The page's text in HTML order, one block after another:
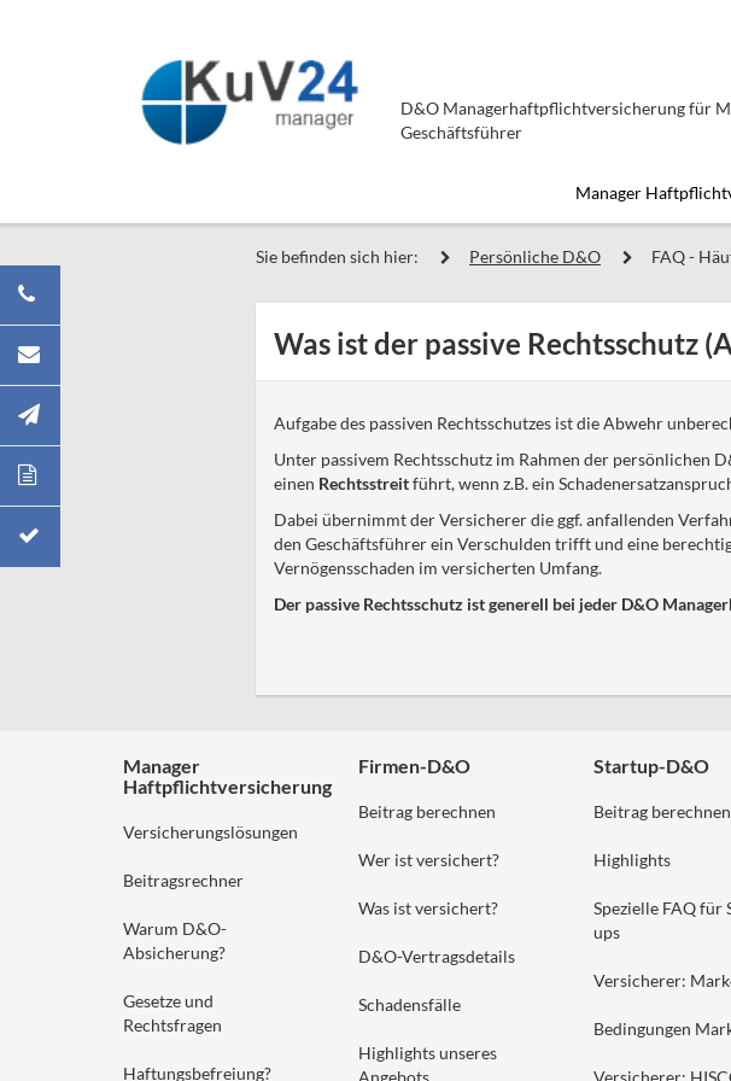
D&O Managerhaftpflichtversicherung für
Geschäftsführer
Manager
Sie befinden sich hier: Persönliche D&O FAQ -
Was ist der passive Rechtsschutz
Aufgabe des passiven Rechtsschutzes ist die Abwehr
Unter passivem Rechtsschutz im Rahmen der persönlichen
einen Rechtsstreitführt, wenn z.B. ein
Dabei übernimmt der Versicherer die ggf. anfallenden
den Geschäftsführer ein Verschulden trifft und eine
Vernögensschaden im versicherten Umfang.
Der passive Rechtsschutz ist generell bei jeder D&O
Manager
Haftpflichtversicherung
Versicherungslösungen
Beitragsrechner
Warum D&O-
Absicherung?
Gesetze und
Rechtsfragen
Haftungsbefreiung?
Firmen-D&O
Beitrag berechnen
Wer ist versichert?
Was ist versichert?
D&O-Vertragsdetails
Schadensfälle
Highlights unseres
Angebots
Startup-D&O
Beitrag berechnen
Highlights
Spezielle FAQ für
ups
Versicherer:
Bedingungen
Versicherer: